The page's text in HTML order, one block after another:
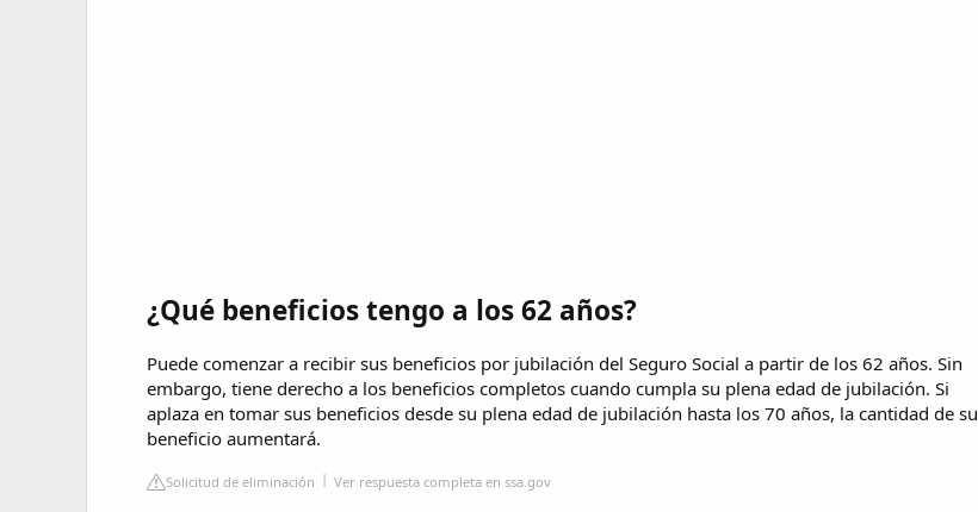
¿Qué beneficios tengo a los 62 años?
Puede comenzar a recibir sus beneficios por jubilación del Seguro Social a partir de los 62 años. Sin
embargo, tiene derecho a los beneficios completos cuando cumpla su plena edad de jubilación. Si
aplaza en tomar sus beneficios desde su plena edad de jubilación hasta los 70 años, la cantidad de su
beneficio aumentará.
Solicitud de eliminación Ver respuesta completa en ssa.gov